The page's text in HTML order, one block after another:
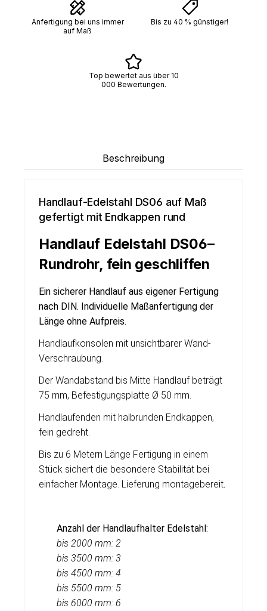
Anfertigung bei uns immer
auf Maß
Bis zu 40 % günstiger!
Top bewertet aus über 10
000 Bewertungen.
Beschreibung
Handlauf-Edelstahl DS06 auf Maß
gefertigt mit Endkappen rund
Handlauf Edelstahl DS06–
Rundrohr, fein geschliffen
Ein sicherer Handlauf aus eigener Fertigung
nach DIN. Individuelle Maßanfertigung der
Länge ohne Aufpreis.
Handlaufkonsolen mit unsichtbarer Wand-
Verschraubung.
Der Wandabstand bis Mitte Handlauf beträgt
75 mm, Befestigungsplatte Ø 50 mm.
Handlaufenden mit halbrunden Endkappen,
fein gedreht.
Bis zu 6 Metern Länge Fertigung in einem
Stück sichert die besondere Stabilität bei
einfacher Montage. Lieferung montagebereit.
Anzahl der Handlaufhalter Edelstahl:
bis 2000 mm: 2
bis 3500 mm: 3
bis 4500 mm: 4
bis 5500 mm: 5
bis 6000 mm: 6